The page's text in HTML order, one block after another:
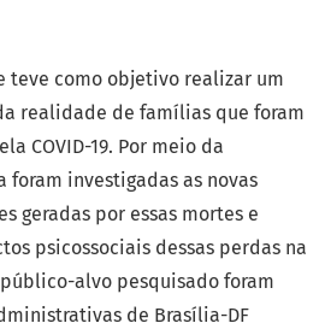
teve como objetivo realizar um
realidade de famílias que foram
COVID-19. Por meio da
investigadas as novas
geradas por essas mortes e
psicossociais dessas perdas na
alvo pesquisado foram
de Brasília-DF